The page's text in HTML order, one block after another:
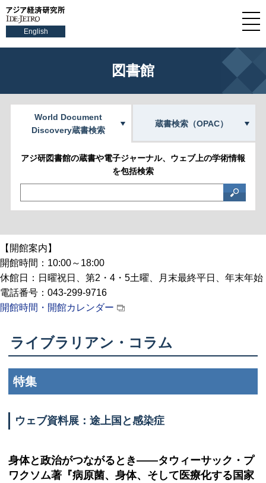
English
図書館
World Document
Discovery蔵書検索
蔵書検索（OPAC）
アジ研図書館の蔵書や電子ジャーナル、ウェブ上の学術情報
を包括検索
【開館案内】
開館時間：10:00～18:00
休館日：日曜祝日、第2・4・5土曜、月末最終平日、年末年始
電話番号：043-299-9716
開館時間・開館カレンダー
ライブラリアン・コラム
特集
ウェブ資料展：途上国と感染症
身体と政治がつながるとき――タウィーサック・プ
ワクソム著『病原菌、身体、そして医療化する国家